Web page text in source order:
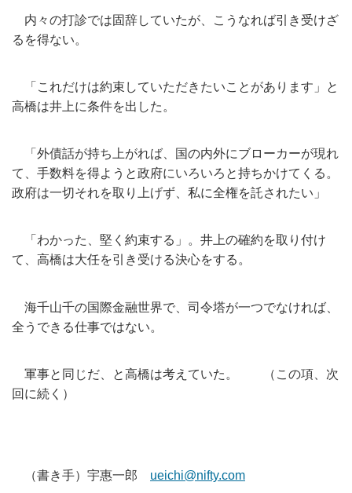
内々の打診では固辞していたが、
こうなれば引き受けざ
るを得ない。
「これだけは約束していただきたいことがあります」
と
高橋は井上に条件を出した。
「外債話が持ち上がれば、国の内外にブローカーが現れ
て、 手数料を得ようと政府にいろいろと持ちかけてくる。
政府は一切それを取り上げず、私に全権を託されたい」
「わかった、堅く約束する」。井上の確約を取り付け
て、 高橋は大任を引き受ける決心をする。
海千山千の国際金融世界で、司令塔が一つでなければ、
全うできる仕事ではない。
軍事と同じだ、と高橋は考えていた。 （この項、次
回に続く）
（書き手）宇惠一郎 ueichi@nifty.com